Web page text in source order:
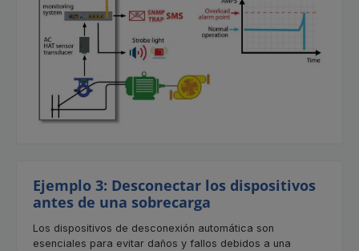
Ejemplo 3: Desconectar los dispositivos
antes de una sobrecarga
Los dispositivos de desconexión automática son
esenciales para evitar daños y fallos debidos a una